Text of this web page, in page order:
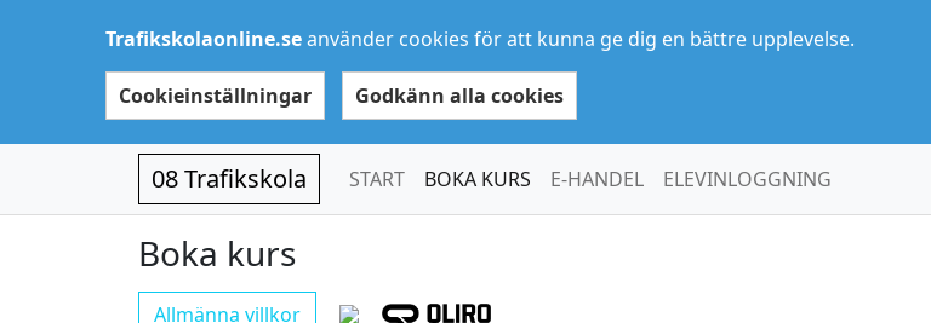
Trafikskolaonline.seanvänder cookies för att kunna ge dig en bättre upplevelse.
Cookieinställningar Godkänn alla cookies
08 Trafikskola START BOKA KURS E-HANDEL ELEVINLOGGNING
Boka kurs
Allmänna villkor